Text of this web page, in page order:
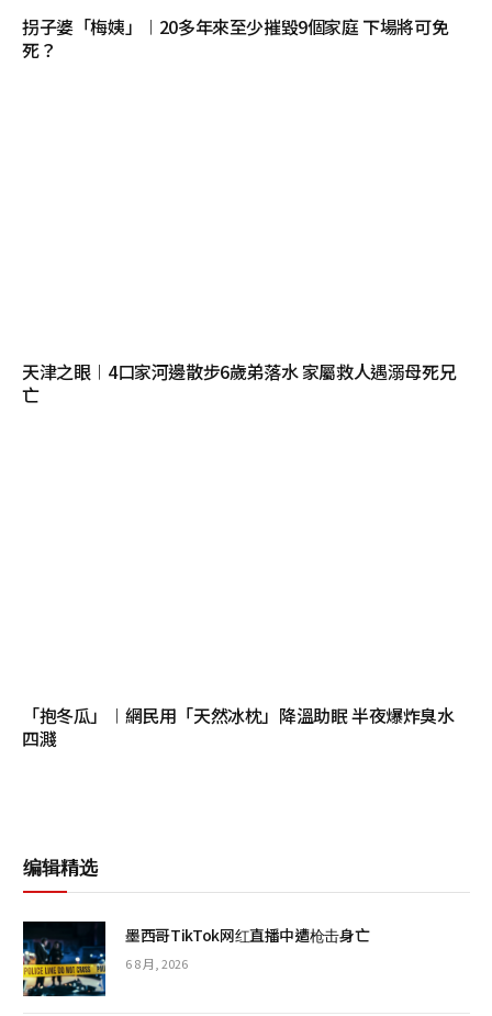
拐子婆「梅姨」︱20多年來至少摧毀9個家庭 下場將可免
死？
天津之眼︱4口家河邊散步6歲弟落水 家屬救人遇溺母死兄
亡
「抱冬瓜」︱網民用「天然冰枕」降溫助眠 半夜爆炸臭水
四濺
编辑精选
墨西哥TikTok网红直播中遭枪击身亡
6 8 月, 2026